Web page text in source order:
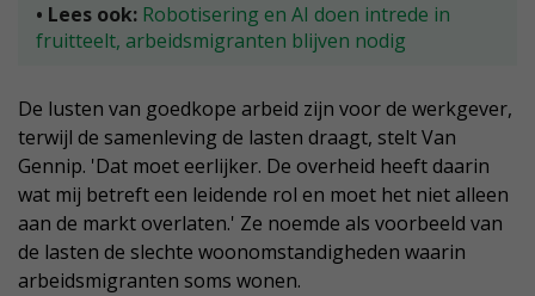
• Lees ook: Robotisering en AI doen intrede in
fruitteelt, arbeidsmigranten blijven nodig
De lusten van goedkope arbeid zijn voor de werkgever,
terwijl de samenleving de lasten draagt, stelt Van
Gennip. 'Dat moet eerlijker. De overheid heeft daarin
wat mij betreft een leidende rol en moet het niet alleen
aan de markt overlaten.' Ze noemde als voorbeeld van
de lasten de slechte woonomstandigheden waarin
arbeidsmigranten soms wonen.